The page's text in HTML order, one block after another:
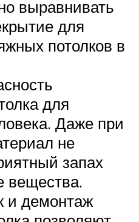
выравнивать
для
потолков в
для
Даже при
не
запах
вещества.
и демонтаж